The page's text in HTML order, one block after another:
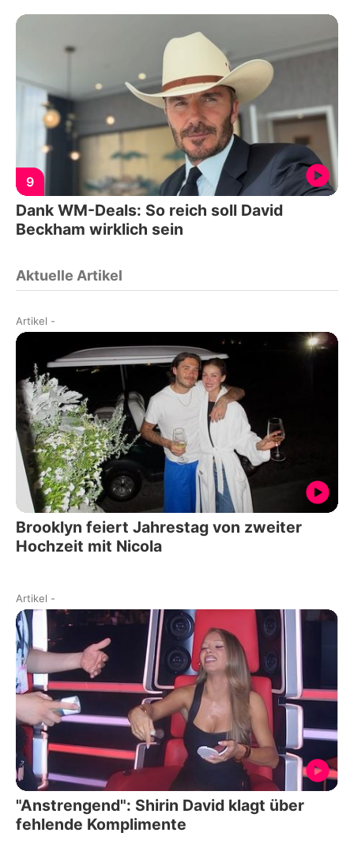
9
Dank WM-Deals: So reich soll David
Beckham wirklich sein
Aktuelle Artikel
Artikel -
Brooklyn feiert Jahrestag von zweiter
Hochzeit mit Nicola
Artikel -
"Anstrengend": Shirin David klagt über
fehlende Komplimente